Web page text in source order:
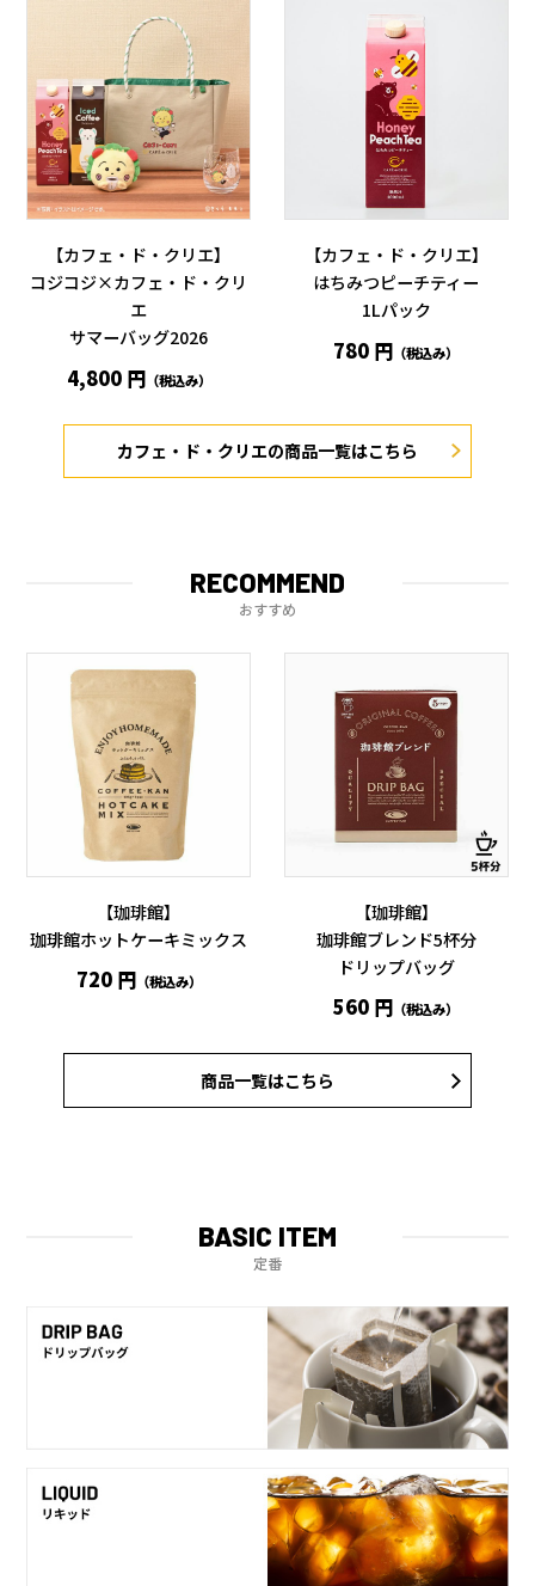
【カフェ・ド・クリエ】
コジコジ×カフェ・ド・クリ
エ
サマーバッグ2026
4,800 円 （税込み）
【カフェ・ド・クリエ】
はちみつピーチティー
1Lパック
780 円 （税込み）
カフェ・ド・クリエの商品一覧はこちら
RECOMMEND
おすすめ
【珈琲館】
珈琲館ホットケーキミックス
720 円 （税込み）
【珈琲館】
珈琲館ブレンド5杯分
ドリップバッグ
560 円 （税込み）
商品一覧はこちら
BASIC ITEM
定番